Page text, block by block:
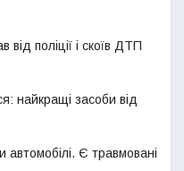
від поліції і скоїв ДТП
найкращі засоби від
автомобілі. Є травмовані